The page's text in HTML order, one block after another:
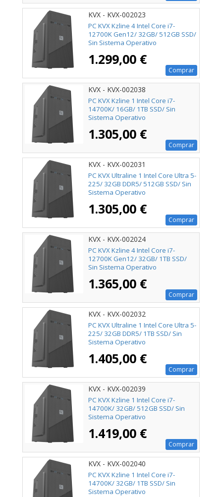
KVX - KVX-002023
PC KVX Kzline 4 Intel Core i7-
12700K Gen12/ 32GB/ 512GB SSD/
Sin Sistema Operativo
1.299,00 €
Comprar
KVX - KVX-002038
PC KVX Kzline 1 Intel Core i7-
14700K/ 16GB/ 1TB SSD/ Sin
Sistema Operativo
1.305,00 €
Comprar
KVX - KVX-002031
PC KVX Ultraline 1 Intel Core Ultra 5-
225/ 32GB DDR5/ 512GB SSD/ Sin
Sistema Operativo
1.305,00 €
Comprar
KVX - KVX-002024
PC KVX Kzline 4 Intel Core i7-
12700K Gen12/ 32GB/ 1TB SSD/
Sin Sistema Operativo
1.365,00 €
Comprar
KVX - KVX-002032
PC KVX Ultraline 1 Intel Core Ultra 5-
225/ 32GB DDR5/ 1TB SSD/ Sin
Sistema Operativo
1.405,00 €
Comprar
KVX - KVX-002039
PC KVX Kzline 1 Intel Core i7-
14700K/ 32GB/ 512GB SSD/ Sin
Sistema Operativo
1.419,00 €
Comprar
KVX - KVX-002040
PC KVX Kzline 1 Intel Core i7-
14700K/ 32GB/ 1TB SSD/ Sin
Sistema Operativo